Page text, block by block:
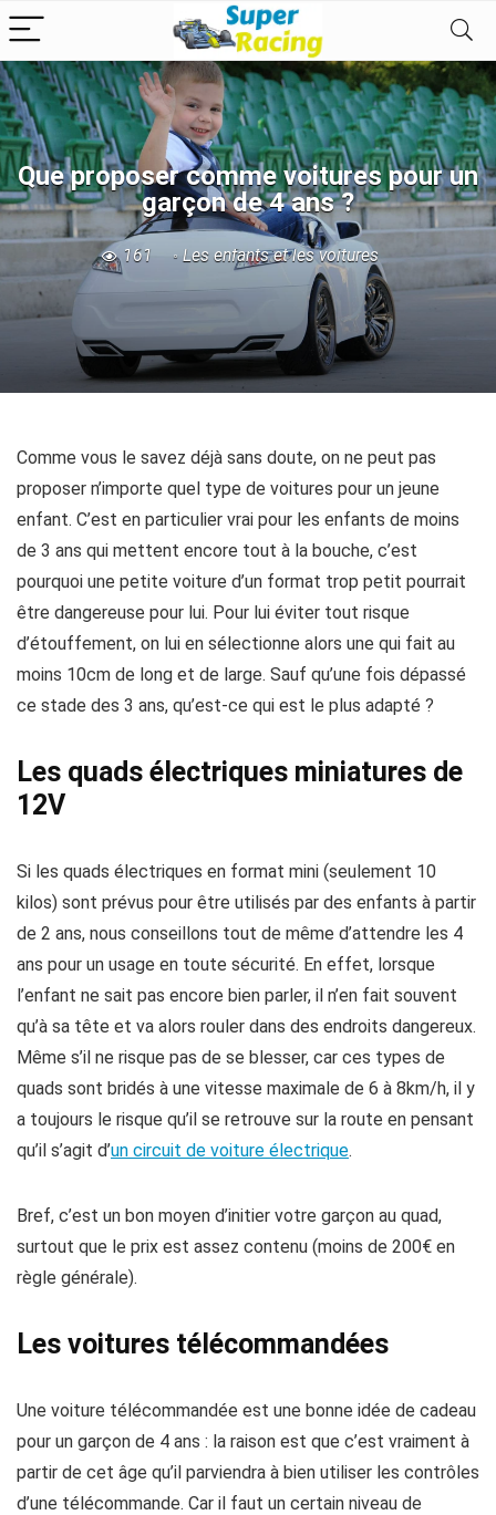
Que proposer comme voitures pour un
garçon de 4 ans ?
161 Les enfants et les voitures
Comme vous le savez déjà sans doute, on ne peut pas
proposer n’importe quel type de voitures pour un jeune
enfant. C’est en particulier vrai pour les enfants de moins
de 3 ans qui mettent encore tout à la bouche, c’est
pourquoi une petite voiture d’un format trop petit pourrait
être dangereuse pour lui. Pour lui éviter tout risque
d’étouffement, on lui en sélectionne alors une qui fait au
moins 10cm de long et de large. Sauf qu’une fois dépassé
ce stade des 3 ans, qu’est-ce qui est le plus adapté ?
Les quads électriques miniatures de
12V
Si les quads électriques en format mini (seulement 10
kilos) sont prévus pour être utilisés par des enfants à partir
de 2 ans, nous conseillons tout de même d’attendre les 4
ans pour un usage en toute sécurité. En effet, lorsque
l’enfant ne sait pas encore bien parler, il n’en fait souvent
qu’à sa tête et va alors rouler dans des endroits dangereux.
Même s’il ne risque pas de se blesser, car ces types de
quads sont bridés à une vitesse maximale de 6 à 8km/h, il y
a toujours le risque qu’il se retrouve sur la route en pensant
qu’il s’agit d’un circuit de voiture électrique.
Bref, c’est un bon moyen d’initier votre garçon au quad,
surtout que le prix est assez contenu (moins de 200€ en
règle générale).
Les voitures télécommandées
Une voiture télécommandée est une bonne idée de cadeau
pour un garçon de 4 ans : la raison est que c’est vraiment à
partir de cet âge qu’il parviendra à bien utiliser les contrôles
d’une télécommande. Car il faut un certain niveau de